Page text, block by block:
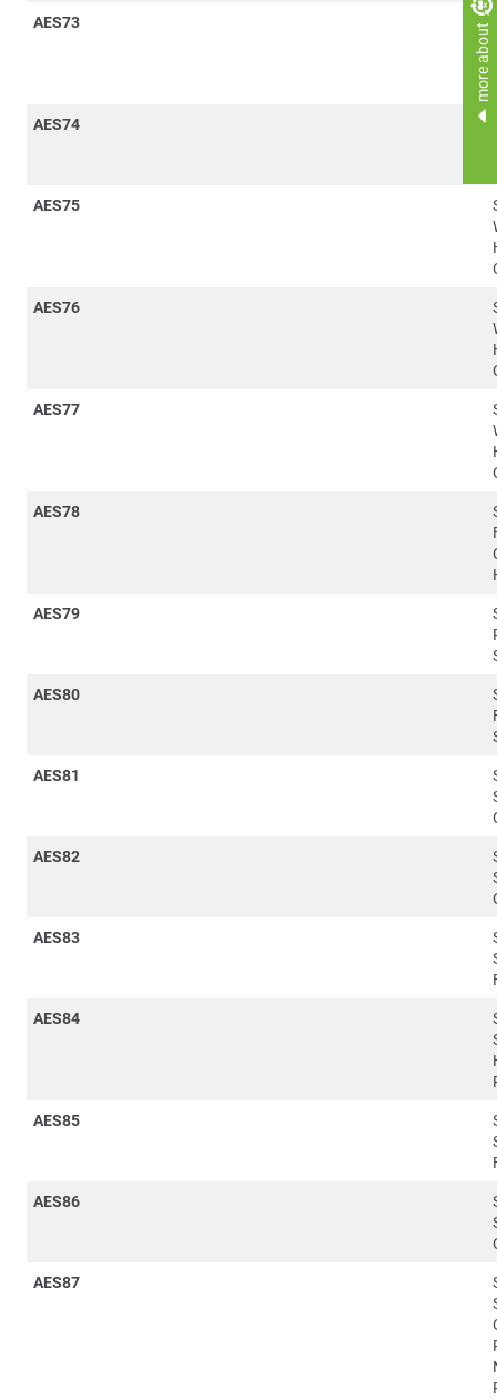
more about
AES73
AES74
AES75
AES76
AES77
AES78
AES79
AES80
AES81
AES82
AES83
AES84
AES85
AES86
AES87